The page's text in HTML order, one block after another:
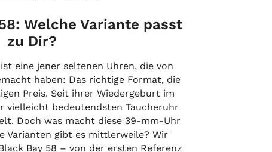
Welche Variante passt
zu Dir?
eine jener seltenen Uhren, die von
haben: Das richtige Format, die
Preis. Seit ihrer Wiedergeburt im
vielleicht bedeutendsten Taucheruhr
Doch was macht diese 39-mm-Uhr
Varianten gibt es mittlerweile? Wir
Bay 58 – von der ersten Referenz